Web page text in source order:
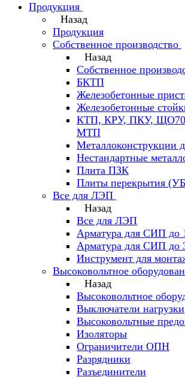
Продукция
Назад
Продукция
Собственное производство
Назад
Собственное
БКТП
Железобетонные
Железобетонные
КТП, КРУ, ПКУ,
МТП
Металлоконструкции
Нестандартные
Плита ПЗК
Плиты перекрытия
Все для ЛЭП
Назад
Все для ЛЭП
Арматура для СИП до
Арматура для СИП до
Инструмент для
Высоковольтное
Назад
Высоковольтное
Выключатели нагрузки
Высоковольтные
Изоляторы
Ограничители ОПН
Разрядники
Разъединители